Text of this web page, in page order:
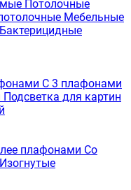
Потолочные
Мебельные
Бактерицидные
С 3 плафонами
Подсветка для картин
плафонами Со
Изогнутые